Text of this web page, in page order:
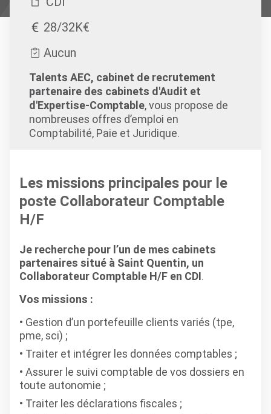
28/32K€
Aucun
Talents AEC, cabinet de recrutement
partenaire des cabinets d'Audit et
d'Expertise-Comptable, vous propose de
nombreuses offres d’emploi en
Comptabilité, Paie et Juridique.
Les missions principales pour le
poste Collaborateur Comptable
H/F
Je recherche pour l’un de mes cabinets
partenaires situé à Saint Quentin, un
Collaborateur Comptable H/F en CDI.
Vos missions :
Gestion d’un portefeuille clients variés (tpe,
pme, sci) ;
Traiter et intégrer les données comptables ;
Assurer le suivi comptable de vos dossiers en
toute autonomie ;
Traiter les déclarations fiscales ;